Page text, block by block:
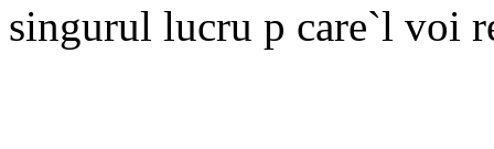
singurul lucru p care`l voi